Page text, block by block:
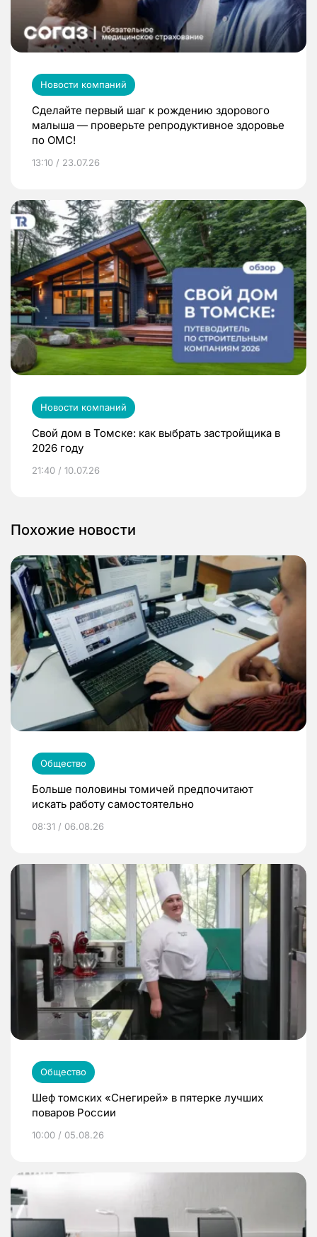
Новости компаний
Сделайте первый шаг к рождению здорового
малыша — проверьте репродуктивное здоровье
по ОМС!
13:10 / 23.07.26
Новости компаний
Свой дом в Томске: как выбрать застройщика в
2026 году
21:40 / 10.07.26
Похожие новости
Общество
Больше половины томичей предпочитают
искать работу самостоятельно
08:31 / 06.08.26
Общество
Шеф томских «Снегирей» в пятерке лучших
поваров России
10:00 / 05.08.26